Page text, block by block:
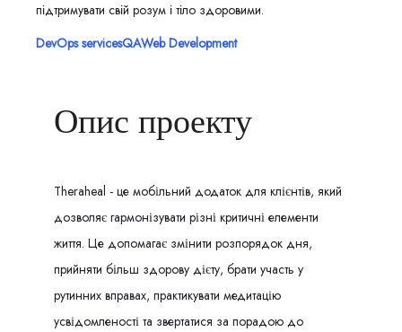
підтримувати свій розум і тіло здоровими.
DevOps servicesQAWeb Development
Опис проекту
Theraheal - це мобільний додаток для клієнтів, який
дозволяє гармонізувати різні критичні елементи
життя. Це допомагає змінити розпорядок дня,
прийняти більш здорову дієту, брати участь у
рутинних вправах, практикувати медитацію
усвідомленості та звертатися за порадою до